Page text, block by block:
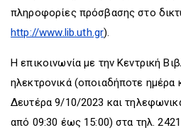
πληροφορίες πρόσβασης στο
http://www.lib.uth.gr).
Η επικοινωνία με την Κεντρική
ηλεκτρονικά (οποιαδήποτε ημέρα
Δευτέρα 9/10/2023 και
από 09:30 έως 15:00) στα τηλ.